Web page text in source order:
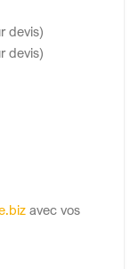
devis)
devis)
avec vos